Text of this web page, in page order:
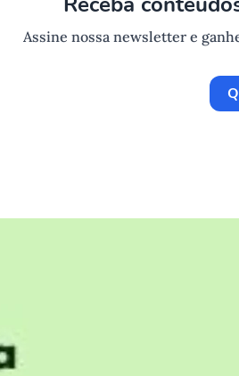
Assine nossa newsletter e